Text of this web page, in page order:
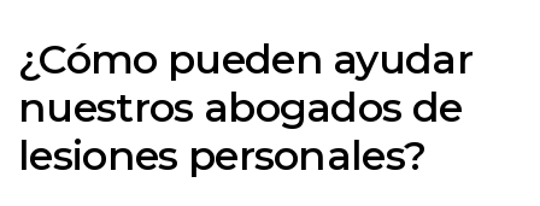
¿Cómo pueden ayudar
nuestros abogados de
lesiones personales?